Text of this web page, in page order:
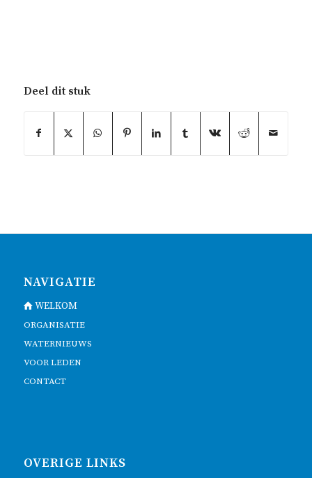
Deel dit stuk
NAVIGATIE
WELKOM
ORGANISATIE
WATERNIEUWS
VOOR LEDEN
CONTACT
OVERIGE LINKS